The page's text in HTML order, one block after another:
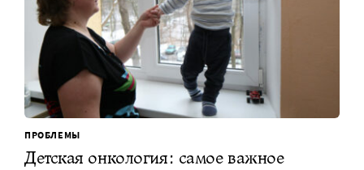
ПРОБЛЕМЫ
Детская онкология: самое важное